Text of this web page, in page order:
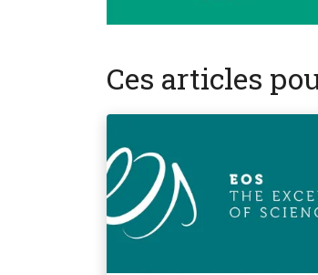
Ces articles